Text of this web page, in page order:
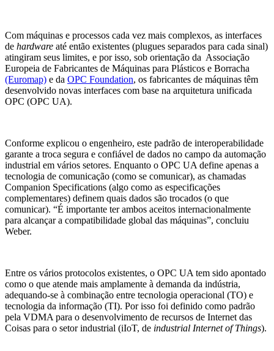
Com máquinas e processos cada vez mais complexos, as interfaces
de hardware até então existentes (plugues separados para cada sinal)
atingiram seus limites, e por isso, sob orientação da Associação
Europeia de Fabricantes de Máquinas para Plásticos e Borracha
(Euromap) e da OPC Foundation, os fabricantes de máquinas têm
desenvolvido novas interfaces com base na arquitetura unificada
OPC (OPC UA).
Conforme explicou o engenheiro, este padrão de interoperabilidade
garante a troca segura e confiável de dados no campo da automação
industrial em vários setores. Enquanto o OPC UA define apenas a
tecnologia de comunicação (como se comunicar), as chamadas
Companion Specifications (algo como as especificações
complementares) definem quais dados são trocados (o que
comunicar). “É importante ter ambos aceitos internacionalmente
para alcançar a compatibilidade global das máquinas”, concluiu
Weber.
Entre os vários protocolos existentes, o OPC UA tem sido apontado
como o que atende mais amplamente à demanda da indústria,
adequando-se à combinação entre tecnologia operacional (TO) e
tecnologia da informação (TI). Por isso foi definido como padrão
pela VDMA para o desenvolvimento de recursos de Internet das
Coisas para o setor industrial (iIoT, de industrial Internet of Things).